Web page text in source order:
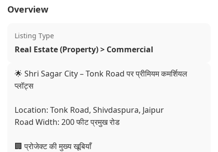
Overview
Listing Type
Real Estate (Property) > Commercial
🌟 Shri Sagar City – Tonk Road पर प्रीमियम कमर्शियल
प्लॉट्स
Location: Tonk Road, Shivdaspura, Jaipur
Road Width: 200 फीट प्रमुख रोड
🏢 प्रोजेक्ट की मुख्य खूबियाँ